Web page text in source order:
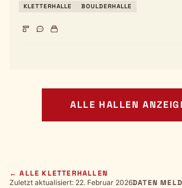
KLETTERHALLE BOULDERHALLE
ALLE HALLEN
← ALLE KLETTERHALLEN
Zuletzt aktualisiert: 22. Februar 2026DATEN